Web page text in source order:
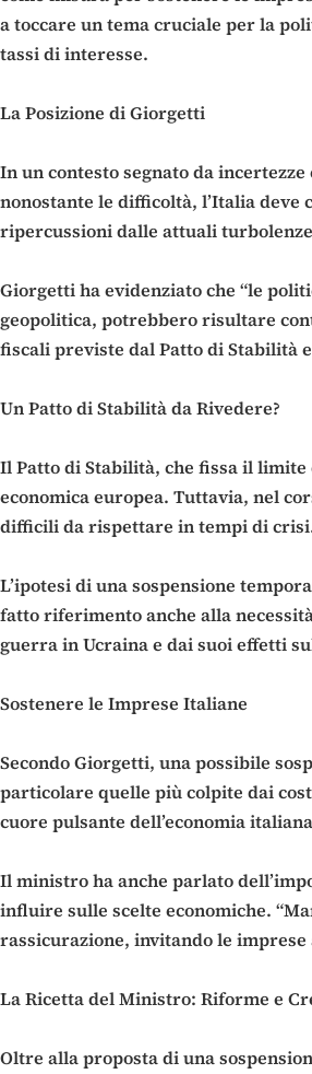
a toccare un tema cruciale per la
tassi di interesse.
La Posizione di Giorgetti
In un contesto segnato da
nonostante le difficoltà, l’Italia
ripercussioni dalle attuali
Giorgetti ha evidenziato che “le
geopolitica, potrebbero risultare
fiscali previste dal Patto di Stabilità
Un Patto di Stabilità da Rivedere?
Il Patto di Stabilità, che fissa il
economica europea. Tuttavia, nel
difficili da rispettare in tempi di
L’ipotesi di una sospensione
fatto riferimento anche alla
guerra in Ucraina e dai suoi effetti
Sostenere le Imprese Italiane
Secondo Giorgetti, una possibile
particolare quelle più colpite dai
cuore pulsante dell’economia
Il ministro ha anche parlato
influire sulle scelte economiche.
rassicurazione, invitando le
La Ricetta del Ministro: Riforme e
Oltre alla proposta di una